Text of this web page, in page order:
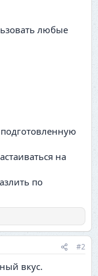
любые
на
по
#2
вкус.